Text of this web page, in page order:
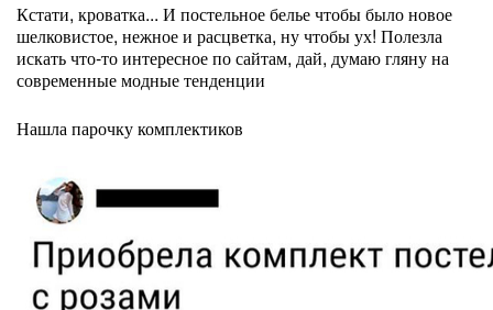
Кстати, кроватка... И постельное белье чтобы было новое
шелковистое, нежное и расцветка, ну чтобы ух! Полезла
искать что-то интересное по сайтам, дай, думаю гляну на
современные модные тенденции
Нашла парочку комплектиков